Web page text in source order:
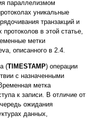
параллелизмом
уникальные
транзакций и
в этой статье,
метки
описанного в 2.4.
(TIMESTAMP) операции
с назначенными
метка
к записи. В отличие от
ожидания
данных,